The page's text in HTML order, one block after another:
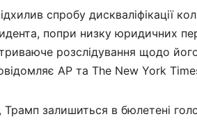
спробу дискваліфікації
попри низку юридичних
розслідування щодо
AP та The New York
Трамп залишиться в бюлетені